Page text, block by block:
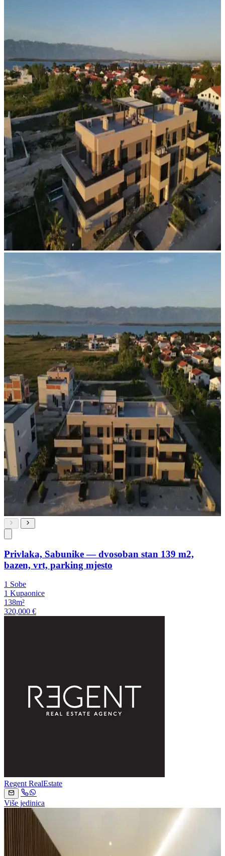
Privlaka, Sabunike — dvosoban stan 139 m2,
bazen, vrt, parking mjesto
1 Sobe
1 Kupaonice
138m²
320,000 €
Regent RealEstate
Više jedinica